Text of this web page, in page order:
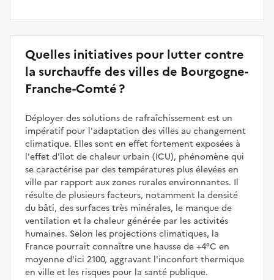
Quelles initiatives pour lutter contre
la surchauffe des villes de Bourgogne-
Franche-Comté ?
Déployer des solutions de rafraîchissement est un
impératif pour l'adaptation des villes au changement
climatique. Elles sont en effet fortement exposées à
l'effet d'îlot de chaleur urbain (ICU), phénomène qui
se caractérise par des températures plus élevées en
ville par rapport aux zones rurales environnantes. Il
résulte de plusieurs facteurs, notamment la densité
du bâti, des surfaces très minérales, le manque de
ventilation et la chaleur générée par les activités
humaines. Selon les projections climatiques, la
France pourrait connaître une hausse de +4°C en
moyenne d'ici 2100, aggravant l'inconfort thermique
en ville et les risques pour la santé publique.